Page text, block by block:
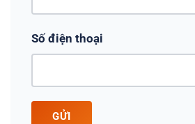
Số điện thoại
GỬI